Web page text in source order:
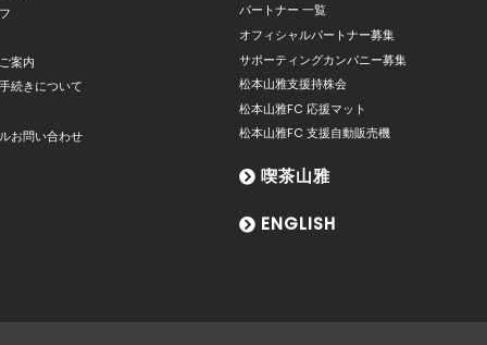
案内
続きについて
お問い合わせ
パートナー 一覧
オフィシャルパートナー募集
サポーティングカンパニー募集
松本山雅支援持株会
松本山雅FC 応援マット
松本山雅FC 支援自動販売機
喫茶山雅
ENGLISH